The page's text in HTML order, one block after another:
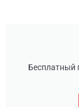
Бесплатный